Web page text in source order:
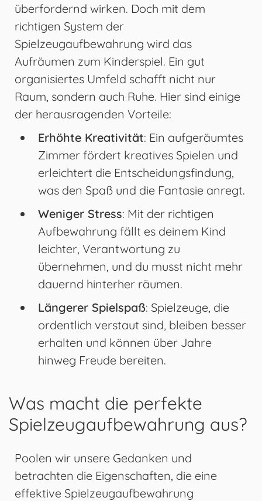
überfordernd wirken. Doch mit dem
richtigen System der
Spielzeugaufbewahrung wird das
Aufräumen zum Kinderspiel. Ein gut
organisiertes Umfeld schafft nicht nur
Raum, sondern auch Ruhe. Hier sind einige
der herausragenden Vorteile:
Erhöhte Kreativität: Ein aufgeräumtes
Zimmer fördert kreatives Spielen und
erleichtert die Entscheidungsfindung,
was den Spaß und die Fantasie anregt.
Weniger Stress: Mit der richtigen
Aufbewahrung fällt es deinem Kind
leichter, Verantwortung zu
übernehmen, und du musst nicht mehr
dauernd hinterher räumen.
Längerer Spielspaß: Spielzeuge, die
ordentlich verstaut sind, bleiben besser
erhalten und können über Jahre
hinweg Freude bereiten.
Was macht die perfekte
Spielzeugaufbewahrung aus?
Poolen wir unsere Gedanken und
betrachten die Eigenschaften, die eine
effektive Spielzeugaufbewahrung